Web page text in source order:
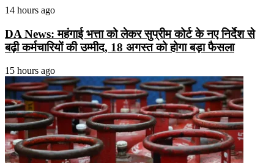
14 hours ago
DA News: महंगाई भत्ता को लेकर सुप्रीम कोर्ट के नए निर्देश से
बढ़ी कर्मचारियों की उम्मीद, 18 अगस्त को होगा बड़ा फैसला
15 hours ago